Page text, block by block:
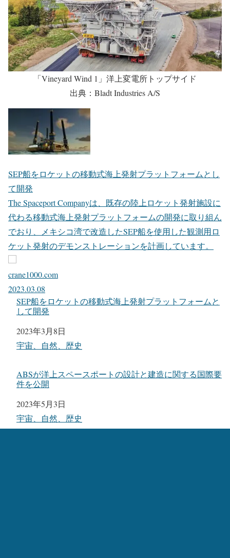
「Vineyard Wind 1」洋上変電所トップサイド
出典：Bladt Industries A/S
SEP船をロケットの移動式海上発射プラットフォームとし
て開発
The Spaceport Companyは、既存の陸上ロケット発射施設に
代わる移動式海上発射プラットフォームの開発に取り組ん
でおり、メキシコ湾で改造したSEP船を使用した観測用ロ
ケット発射のデモンストレーションを計画しています。
crane1000.com
2023.03.08
SEP船をロケットの移動式海上発射プラットフォームと
して開発
日付
2023年3月8日
関連理由
宇宙、自然、歴史
ABSが洋上スペースポートの設計と建造に関する国際要
件を公開
日付
2023年5月3日
関連理由
宇宙、自然、歴史